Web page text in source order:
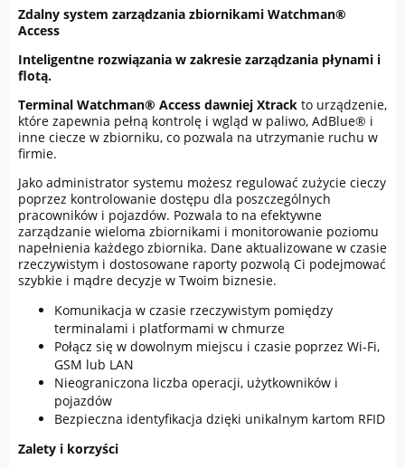
Zdalny system zarządzania zbiornikami Watchman®
Access
Inteligentne rozwiązania w zakresie zarządzania płynami i
flotą.
Terminal Watchman® Access dawniej Xtrack to urządzenie,
które zapewnia pełną kontrolę i wgląd w paliwo, AdBlue® i
inne ciecze w zbiorniku, co pozwala na utrzymanie ruchu w
firmie.
Jako administrator systemu możesz regulować zużycie cieczy
poprzez kontrolowanie dostępu dla poszczególnych
pracowników i pojazdów. Pozwala to na efektywne
zarządzanie wieloma zbiornikami i monitorowanie poziomu
napełnienia każdego zbiornika. Dane aktualizowane w czasie
rzeczywistym i dostosowane raporty pozwolą Ci podejmować
szybkie i mądre decyzje w Twoim biznesie.
Komunikacja w czasie rzeczywistym pomiędzy
terminalami i platformami w chmurze
Połącz się w dowolnym miejscu i czasie poprzez Wi-Fi,
GSM lub LAN
Nieograniczona liczba operacji, użytkowników i
pojazdów
Bezpieczna identyfikacja dzięki unikalnym kartom RFID
Zalety i korzyści